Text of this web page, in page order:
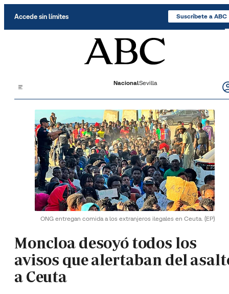
Accede sin límites Suscríbete a ABC
NacionalSevilla
ONG entregan comida a los extranjeros ilegales en Ceuta. (EP)
Moncloa desoyó todos los
avisos que alertaban del
a Ceuta